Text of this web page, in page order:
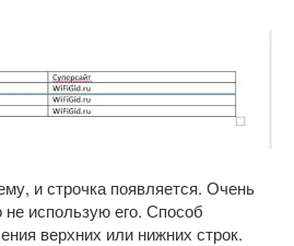
и строчка появляется. Очень
использую его. Способ
верхних или нижних строк.